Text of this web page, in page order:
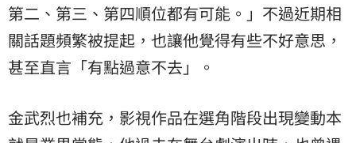
第二、第三、第四順位都有可能。」不過近期相
關話題頻繁被提起，也讓他覺得有些不好意思，
甚至直言「有點過意不去」。
金武烈也補充，影視作品在選角階段出現變動本